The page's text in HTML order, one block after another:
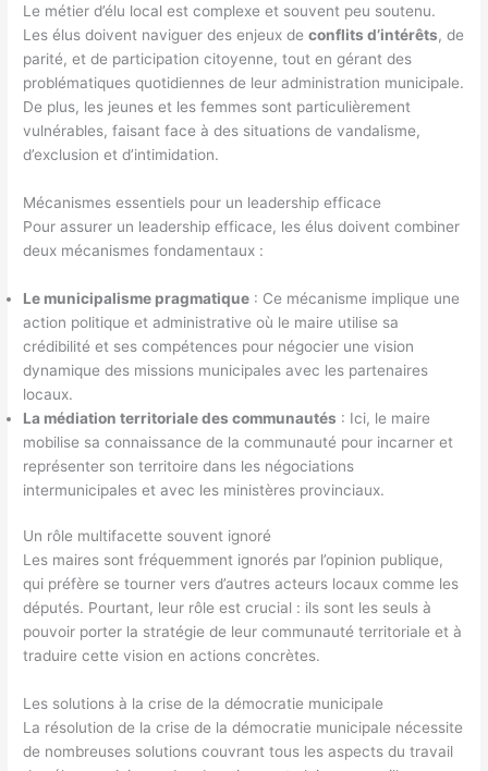
Le métier d’élu local est complexe et souvent peu soutenu.
Les élus doivent naviguer des enjeux deconflits d’intérêts, de
parité, et de participation citoyenne, tout en gérant des
problématiques quotidiennes de leur administration municipale.
De plus, les jeunes et les femmes sont particulièrement
vulnérables, faisant face à des situations de vandalisme,
d’exclusion et d’intimidation.
Mécanismes essentiels pour un leadership efficace
Pour assurer un leadership efficace, les élus doivent combiner
deux mécanismes fondamentaux :
Le municipalisme pragmatique : Ce mécanisme implique une
action politique et administrative où le maire utilise sa
crédibilité et ses compétences pour négocier une vision
dynamique des missions municipales avec les partenaires
locaux.
La médiation territoriale des communautés : Ici, le maire
mobilise sa connaissance de la communauté pour incarner et
représenter son territoire dans les négociations
intermunicipales et avec les ministères provinciaux.
Un rôle multifacette souvent ignoré
Les maires sont fréquemment ignorés par l’opinion publique,
qui préfère se tourner vers d’autres acteurs locaux comme les
députés. Pourtant, leur rôle est crucial : ils sont les seuls à
pouvoir porter la stratégie de leur communauté territoriale et à
traduire cette vision en actions concrètes.
Les solutions à la crise de la démocratie municipale
La résolution de la crise de la démocratie municipale nécessite
de nombreuses solutions couvrant tous les aspects du travail